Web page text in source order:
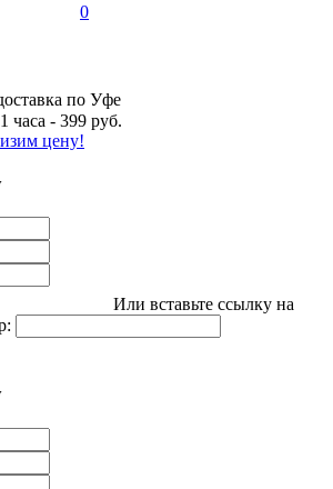
0
по Уфе
часа - 399 руб.
цену!
Или вставьте ссылку на